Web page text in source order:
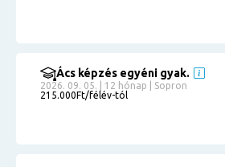
Ács képzés egyéni gyak.
2026. 09. 05. | 12 hónap | Sopron
215.000Ft/félév-tól